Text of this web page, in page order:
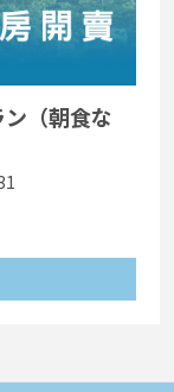
（朝食な